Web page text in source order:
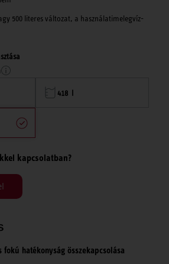
500 literes változat, a használatimelegvíz-
418 l
kapcsolatban?
hatékonyság összekapcsolása